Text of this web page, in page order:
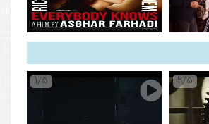
1/5 2/5